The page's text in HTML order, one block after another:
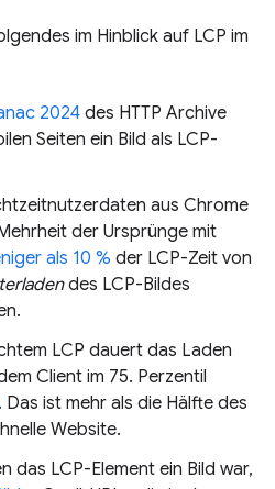
im Hinblick auf LCP im
2024des HTTP Archive
Seiten ein Bild als LCP-
aus Chrome
der Ursprünge mit
als 10 % der LCP-Zeit von
des LCP-Bildes
LCP dauert das Laden
Client im 75. Perzentil
. Das ist mehr als die Hälfte des
Website.
das LCP-Element ein Bild war,